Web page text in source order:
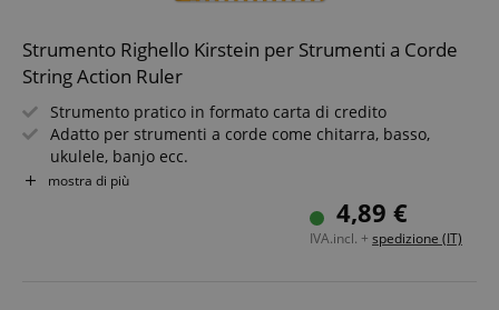
Strumento Righello Kirstein per Strumenti a Corde
String Action Ruler
Strumento pratico in formato carta di credito
Adatto per strumenti a corde come chitarra, basso,
ukulele, banjo ecc.
Regolazione dell?altezza delle corde, distanza pickup,
Anche per misurare la profondità delle scanalature della
mostra di più
4,89 €
IVA.incl. + spedizione (IT)